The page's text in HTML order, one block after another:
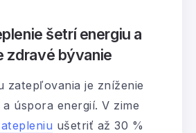
šetrí energiu a
zdravé bývanie
zatepľovania je zníženie
úspora energií. V zime
ušetriť až 30 %